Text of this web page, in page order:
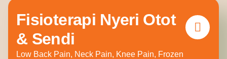
Fisioterapi Nyeri Otot
& Sendi
Low Back Pain, Neck Pain, Knee Pain, Frozen